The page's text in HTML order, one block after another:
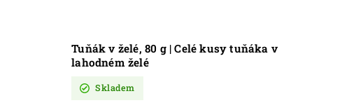
Tuňák v želé, 80 g | Celé kusy tuňáka v
lahodném želé
Skladem